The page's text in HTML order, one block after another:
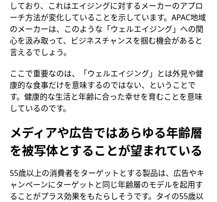
しており、これはエイジングに対するメーカーのアプロ
ーチ方法が変化していることを示しています。APAC地域
のメーカーは、このような「ウェルエイジング」への関
心を汲み取って、ビジネスチャンスを掴む機会があると
言えるでしょう。
ここで重要なのは、「ウェルエイジング」とは外見や健
康的な食事だけを意味するのではない、ということで
す。健康的な生活と年齢に合った幸せを育むことを意味
しているのです。
メディアや広告ではあらゆる年齢層
を被写体とすることが望まれている
55歳以上の消費者をターゲットとする製品は、広告やキ
ャンペーンにターゲットと同じ年齢層のモデルを起用す
ることがプラス効果をもたらしそうです。タイの55歳以